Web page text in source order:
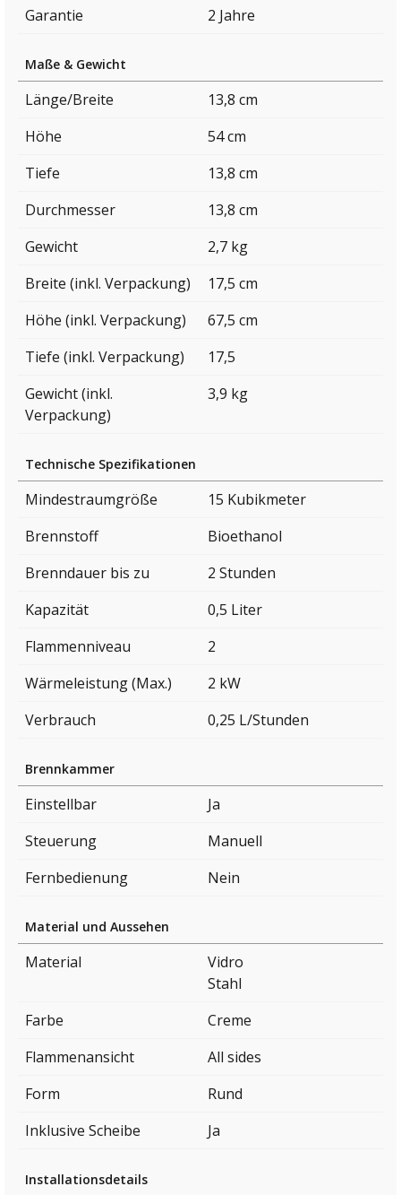
Garantie 2 Jahre
Maße & Gewicht
Länge/Breite
13,8 cm
Höhe
54 cm
Tiefe
13,8 cm
Durchmesser
13,8 cm
Gewicht
2,7 kg
Breite (inkl. Verpackung)
17,5 cm
Höhe (inkl. Verpackung)
67,5 cm
Tiefe (inkl. Verpackung)
17,5
Gewicht (inkl.
Verpackung)
3,9 kg
Technische Spezifikationen
Mindestraumgröße
15 Kubikmeter
Brennstoff
Bioethanol
Brenndauer bis zu
2 Stunden
Kapazität
0,5 Liter
Flammenniveau
2
Wärmeleistung (Max.)
2 kW
Verbrauch
0,25 L/Stunden
Brennkammer
Einstellbar
Ja
Steuerung
Manuell
Fernbedienung
Nein
Material und Aussehen
Material
Vidro
Stahl
Farbe
Creme
Flammenansicht
All sides
Form
Rund
Inklusive Scheibe
Ja
Installationsdetails